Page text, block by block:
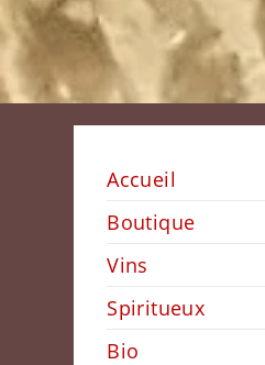
Accueil
Boutique
Vins
Spiritueux
Bio